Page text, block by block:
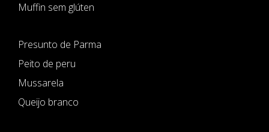
Muffin sem glúten
Presunto de Parma
Peito de peru
Mussarela
Queijo branco